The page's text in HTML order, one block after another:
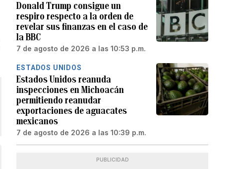
Donald Trump consigue un
respiro respecto a la orden de
revelar sus finanzas en el caso de
la BBC
7 de agosto de 2026 a las 10:53 p.m.
ESTADOS UNIDOS
Estados Unidos reanuda
inspecciones en Michoacán
permitiendo reanudar
exportaciones de aguacates
mexicanos
7 de agosto de 2026 a las 10:39 p.m.
PUBLICIDAD